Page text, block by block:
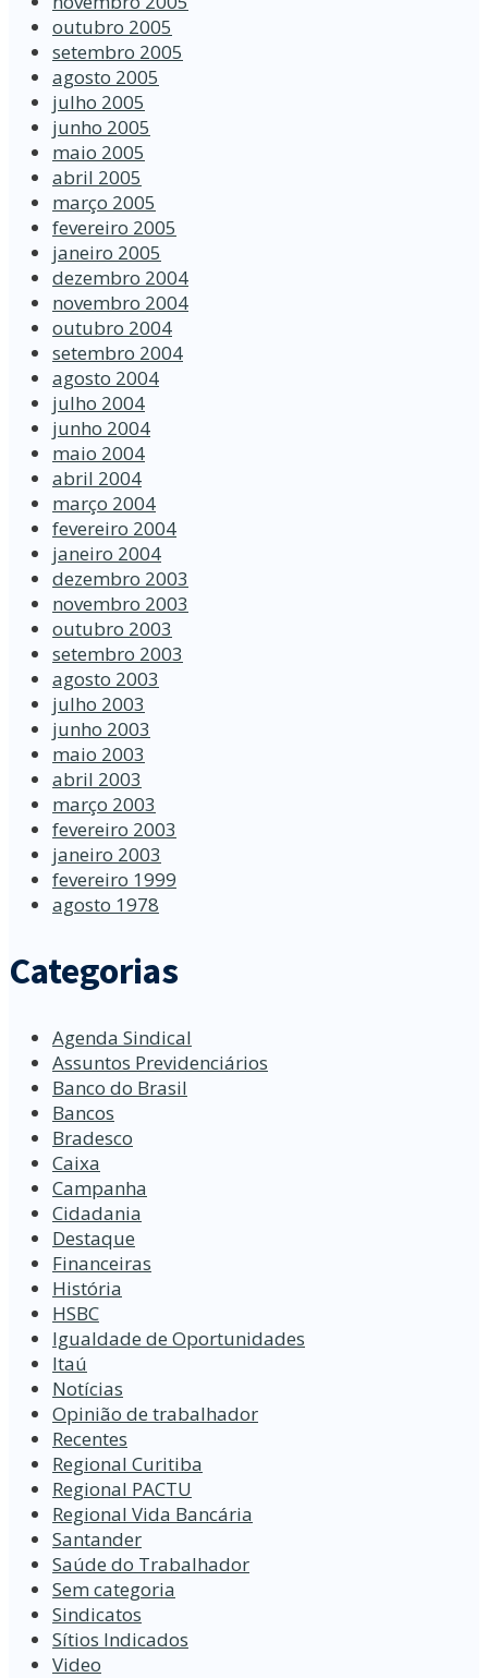
outubro 2005
setembro 2005
agosto 2005
julho 2005
junho 2005
maio 2005
abril 2005
março 2005
fevereiro 2005
janeiro 2005
dezembro 2004
novembro 2004
outubro 2004
setembro 2004
agosto 2004
julho 2004
junho 2004
maio 2004
abril 2004
março 2004
fevereiro 2004
janeiro 2004
dezembro 2003
novembro 2003
outubro 2003
setembro 2003
agosto 2003
julho 2003
junho 2003
maio 2003
abril 2003
março 2003
fevereiro 2003
janeiro 2003
fevereiro 1999
agosto 1978
Categorias
Agenda Sindical
Assuntos Previdenciários
Banco do Brasil
Bancos
Bradesco
Caixa
Campanha
Cidadania
Destaque
Financeiras
História
HSBC
Igualdade de Oportunidades
Itaú
Notícias
Opinião de trabalhador
Recentes
Regional Curitiba
Regional PACTU
Regional Vida Bancária
Santander
Saúde do Trabalhador
Sem categoria
Sindicatos
Sítios Indicados
Video